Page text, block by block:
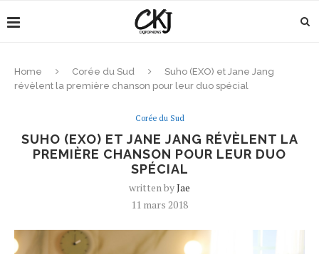
Home Corée du Sud
Suho (EXO) et Jane Jang
révèlent la première chanson pour leur duo spécial
Corée du Sud
SUHO (EXO) ET JANE JANG RÉVÈLENT LA
PREMIÈRE CHANSON POUR LEUR DUO
SPÉCIAL
written byJae
11 mars 2018